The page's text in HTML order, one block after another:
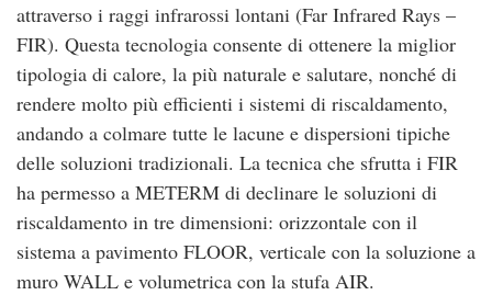
attraverso i raggi infrarossi lontani (Far Infrared Rays –
FIR). Questa tecnologia consente di ottenere la miglior
tipologia di calore, la più naturale e salutare, nonché di
rendere molto più efficienti i sistemi di riscaldamento,
andando a colmare tutte le lacune e dispersioni tipiche
delle soluzioni tradizionali. La tecnica che sfrutta i FIR
ha permesso a METERM di declinare le soluzioni di
riscaldamento in tre dimensioni: orizzontale con il
sistema a pavimento FLOOR, verticale con la soluzione a
muro WALL e volumetrica con la stufa AIR.